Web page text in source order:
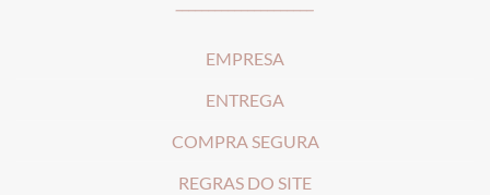
EMPRESA
ENTREGA
COMPRA SEGURA
REGRAS DO SITE